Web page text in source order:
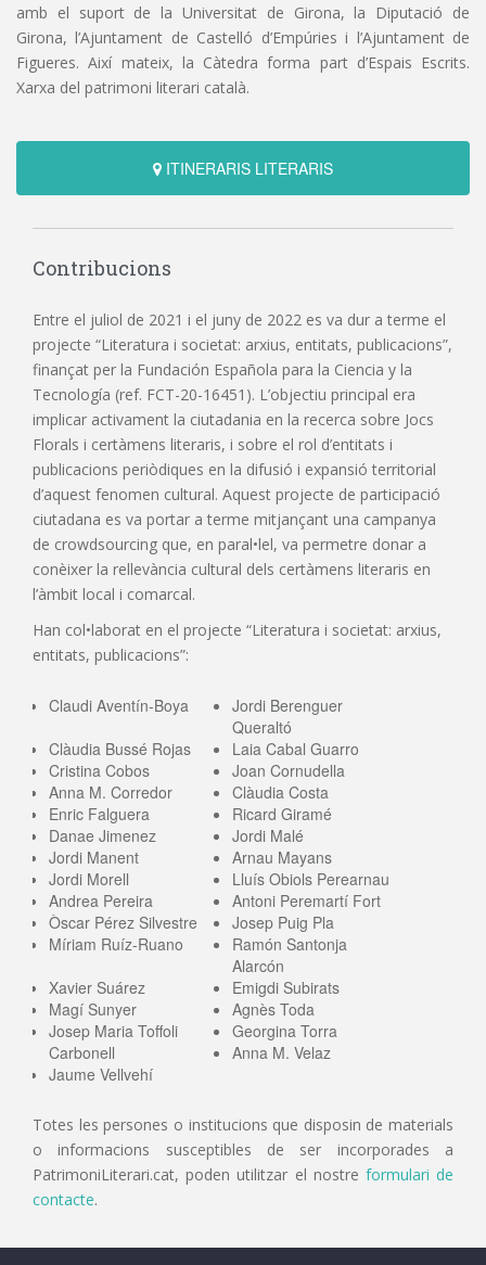
amb el suport de la Universitat de Girona, la Diputació de
Girona, l’Ajuntament de Castelló d’Empúries i l’Ajuntament de
Figueres. Així mateix, la Càtedra forma part d’Espais Escrits.
Xarxa del patrimoni literari català.
ITINERARIS LITERARIS
Contribucions
Entre el juliol de 2021 i el juny de 2022 es va dur a terme el
projecte “Literatura i societat: arxius, entitats, publicacions”,
finançat per la Fundación Española para la Ciencia y la
Tecnología (ref. FCT-20-16451). L’objectiu principal era
implicar activament la ciutadania en la recerca sobre Jocs
Florals i certàmens literaris, i sobre el rol d’entitats i
publicacions periòdiques en la difusió i expansió territorial
d’aquest fenomen cultural. Aquest projecte de participació
ciutadana es va portar a terme mitjançant una campanya
de crowdsourcing que, en paral•lel, va permetre donar a
conèixer la rellevància cultural dels certàmens literaris en
l’àmbit local i comarcal.
Han col•laborat en el projecte “Literatura i societat: arxius,
entitats, publicacions”:
Claudi Aventín-Boya
Jordi Berenguer
Queraltó
Clàudia Bussé Rojas
Laia Cabal Guarro
Cristina Cobos
Joan Cornudella
Anna M. Corredor
Clàudia Costa
Enric Falguera
Ricard Giramé
Danae Jimenez
Jordi Malé
Jordi Manent
Arnau Mayans
Jordi Morell
Lluís Obiols Perearnau
Andrea Pereira
Antoni Peremartí Fort
Òscar Pérez Silvestre
Josep Puig Pla
Míriam Ruíz-Ruano
Ramón Santonja
Alarcón
Xavier Suárez
Emigdi Subirats
Magí Sunyer
Agnès Toda
Josep Maria Toffoli
Carbonell
Georgina Torra
Anna M. Velaz
Jaume Vellvehí
Totes les persones o institucions que disposin de materials
o informacions susceptibles de ser incorporades a
PatrimoniLiterari.cat, poden utilitzar el nostre formulari de
contacte.